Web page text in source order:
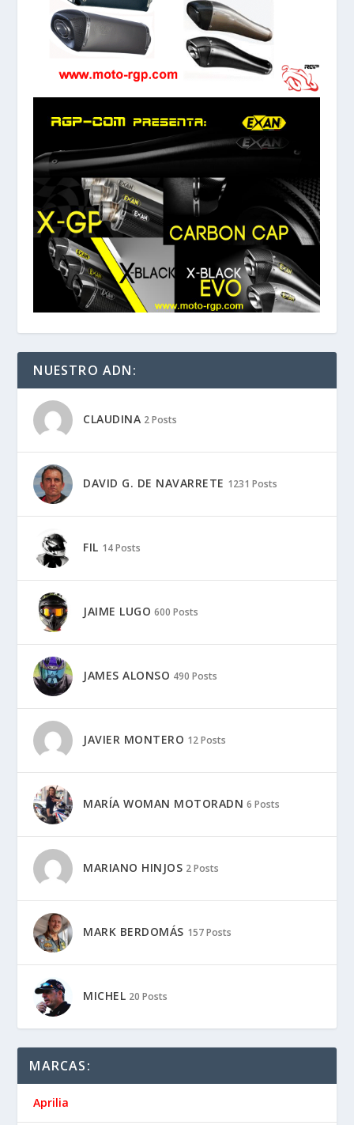
NUESTRO ADN:
CLAUDINA 2 Posts
DAVID G. DE NAVARRETE 1231 Posts
FIL 14 Posts
JAIME LUGO 600 Posts
JAMES ALONSO 490 Posts
JAVIER MONTERO 12 Posts
MARÍA WOMAN MOTORADN 6 Posts
MARIANO HINJOS 2 Posts
MARK BERDOMÁS 157 Posts
MICHEL 20 Posts
MARCAS:
Aprilia